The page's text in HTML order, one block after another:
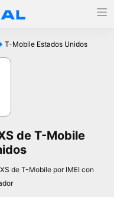
T-Mobile Estados Unidos
de T-Mobile
de T-Mobile por IMEI con